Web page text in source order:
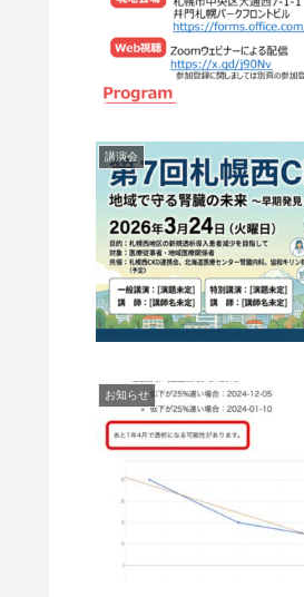
講演会
お知らせ